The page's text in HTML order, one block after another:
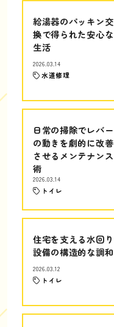
給湯器のパッキン交
換で得られた安心な
生活
2026.03.14
水道修理
日常の掃除でレバー
の動きを劇的に改善
させるメンテナンス
術
2026.03.14
トイレ
住宅を支える水回り
設備の構造的な調和
2026.03.12
トイレ